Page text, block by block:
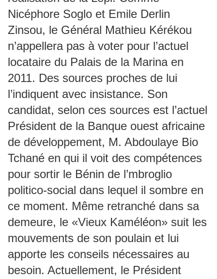
Nicéphore Soglo et Emile Derlin
Zinsou, le Général Mathieu Kérékou
n’appellera pas à voter pour l’actuel
locataire du Palais de la Marina en
2011. Des sources proches de lui
l’indiquent avec insistance. Son
candidat, selon ces sources est l’actuel
Président de la Banque ouest africaine
de développement, M. Abdoulaye Bio
Tchané en qui il voit des compétences
pour sortir le Bénin de l’mbroglio
politico-social dans lequel il sombre en
ce moment. Même retranché dans sa
demeure, le «Vieux Kaméléon» suit les
mouvements de son poulain et lui
apporte les conseils nécessaires au
besoin. Actuellement, le Président